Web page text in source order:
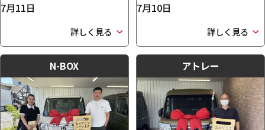
7月11日
詳しく見る
7月10日
詳しく見る
N-BOX アトレー